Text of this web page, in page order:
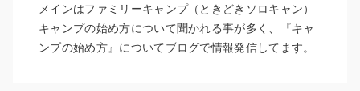
メインはファミリーキャンプ（ときどきソロキャン）
キャンプの始め方について聞かれる事が多く、『キャ
ンプの始め方』についてブログで情報発信してます。